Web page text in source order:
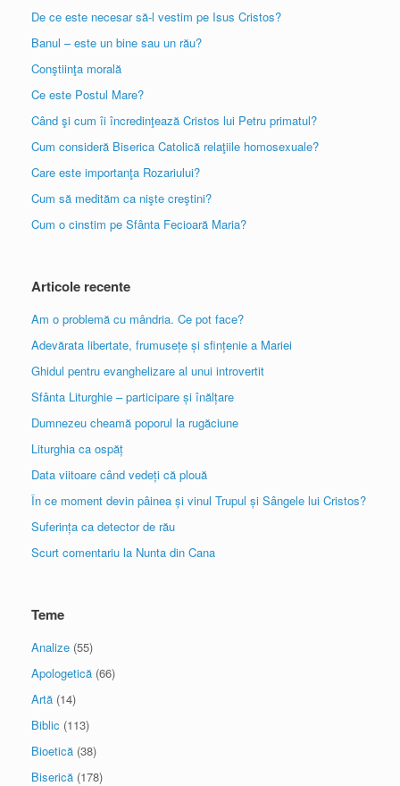
De ce este necesar să-l vestim pe Isus Cristos?
Banul – este un bine sau un rău?
Conştiinţa morală
Ce este Postul Mare?
Când şi cum îi încredinţează Cristos lui Petru primatul?
Cum consideră Biserica Catolică relaţiile homosexuale?
Care este importanţa Rozariului?
Cum să medităm ca nişte creştini?
Cum o cinstim pe Sfânta Fecioară Maria?
Articole recente
Am o problemă cu mândria. Ce pot face?
Adevărata libertate, frumusețe și sfințenie a Mariei
Ghidul pentru evanghelizare al unui introvertit
Sfânta Liturghie – participare și înălțare
Dumnezeu cheamă poporul la rugăciune
Liturghia ca ospăț
Data viitoare când vedeți că plouă
În ce moment devin pâinea și vinul Trupul și Sângele lui Cristos?
Suferința ca detector de rău
Scurt comentariu la Nunta din Cana
Teme
Analize (55)
Apologetică (66)
Artă (14)
Biblic (113)
Bioetică (38)
Biserică (178)